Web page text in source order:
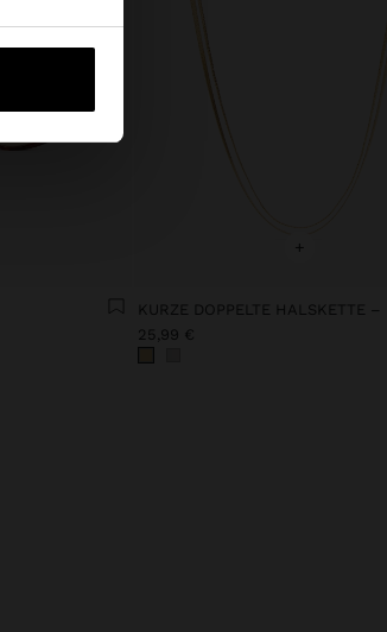
+
25,99 €